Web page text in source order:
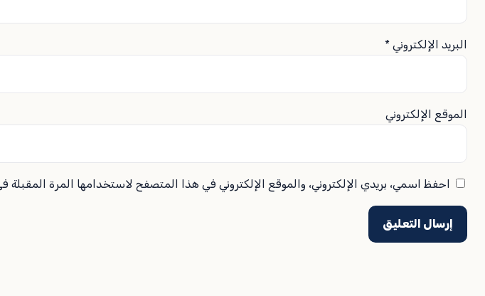
البريد الإلكتروني*
الموقع الإلكتروني
احفظ اسمي، بريدي الإلكتروني، والموقع الإلكتروني في هذا المتصفح لاستخدامها المرة المقبلة